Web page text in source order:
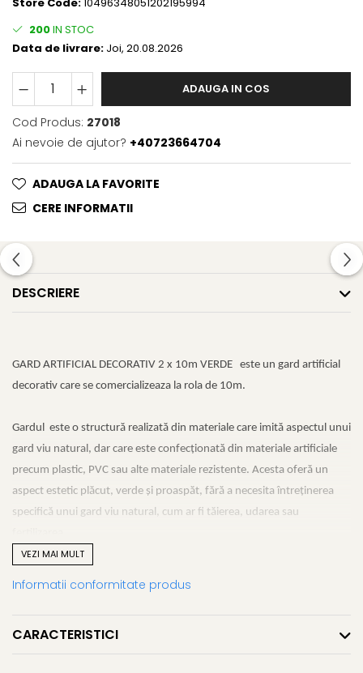
200IN STOC
Data de livrare: Joi, 20.08.2026
ADAUGA IN COS
Cod Produs: 27018
Ai nevoie de ajutor? +40723664704
ADAUGA LA FAVORITE
CERE INFORMATII
DESCRIERE
GARD ARTIFICIAL DECORATIV 2 x 10m VERDE este un gard artificial
decorativ care se comercializeaza la rola de 10m.
Gardul este o structură realizată din materiale care imită aspectul unui
gard viu natural, dar care este confecționată din materiale artificiale
precum plastic, PVC sau alte materiale rezistente. Acesta oferă un
aspect estetic plăcut, verde și proaspăt, fără a necesita întreținerea
specifică unui gard viu natural, cum ar fi tăierea, udarea sau
Gardurile artificiale decorative sunt folosite pentru:
Delimitarea spațiilor:
Pot fi utilizate pentru a delimita grădini, terase, balcoane sau alte
spații exterioare, oferind în același timp intimitate.
VEZI MAI MULT
Informatii conformitate produs
CARACTERISTICI